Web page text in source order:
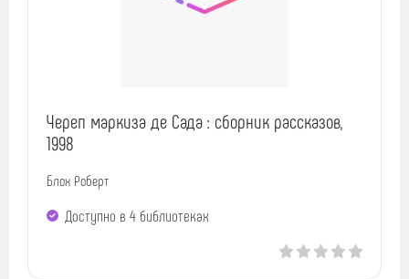
Череп маркиза де Сада : сборник рассказов,
1998
Блох Роберт
Доступно в 4 библиотеках